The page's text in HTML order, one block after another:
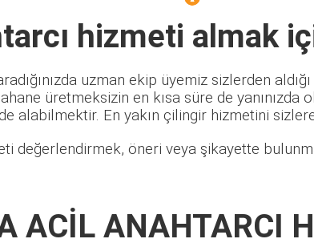
hizmeti almak
uzman ekip üyemiz sizlerden
üretmeksizin en kısa süre de
alabilmektir. En yakın çilingir hizmetini
değerlendirmek, öneri veya şikayette
ACİL ANAHTARCI